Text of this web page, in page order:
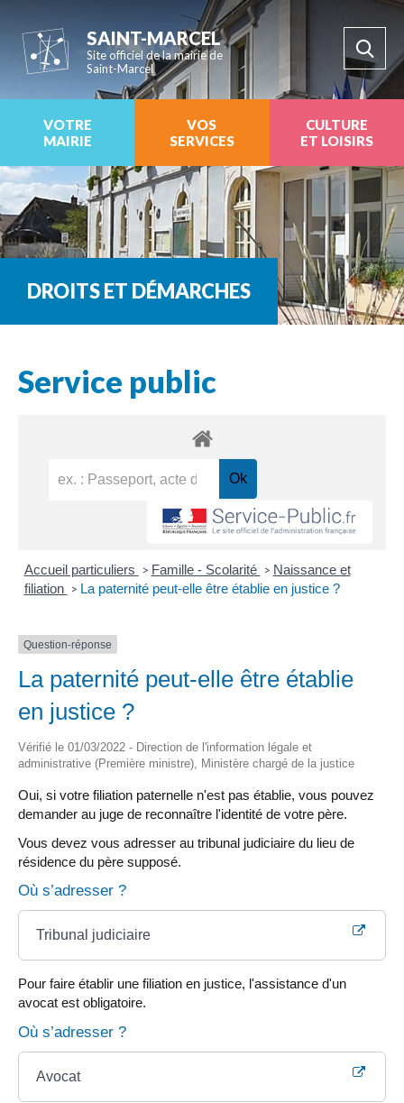
SAINT-MARCEL
Site officiel de la mairie de
Saint-Marcel
VOTRE
MAIRIE
VOS
SERVICES
CULTURE
ET LOISIRS
DROITS ET DÉMARCHES
Service public
Accueil particuliers > Famille - Scolarité > Naissance et
filiation > La paternité peut-elle être établie en justice ?
Question-réponse
La paternité peut-elle être établie
en justice ?
Vérifié le 01/03/2022 - Direction de l'information légale et
administrative (Première ministre), Ministère chargé de la justice
Oui, si votre filiation paternelle n'est pas établie, vous pouvez
demander au juge de reconnaître l'identité de votre père.
Vous devez vous adresser au tribunal judiciaire du lieu de
résidence du père supposé.
Où s’adresser ?
Tribunal judiciaire
Pour faire établir une filiation en justice, l'assistance d'un
avocat est obligatoire.
Où s’adresser ?
Avocat